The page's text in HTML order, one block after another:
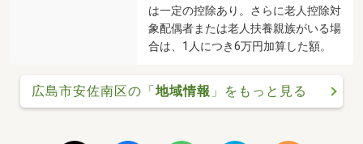
は一定の控除あり。さらに老人控除対
象配偶者または老人扶養親族がいる場
合は、1人につき6万円加算した額。
広島市安佐南区の「 地域情報 」をもっと見る